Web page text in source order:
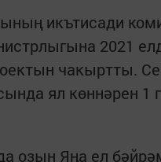
икътисади
2021
чакыртты.
ял көннәрен 1
озын Яңа ел